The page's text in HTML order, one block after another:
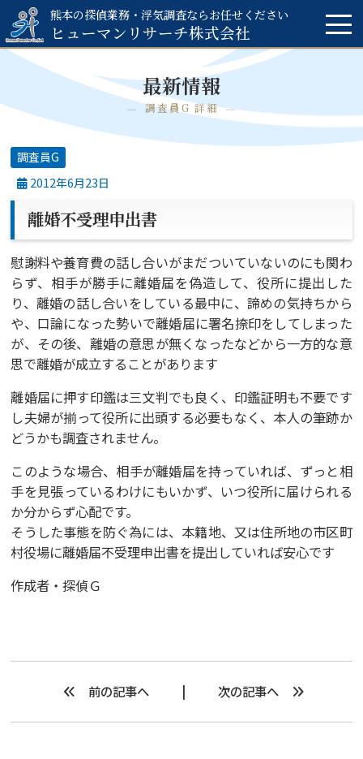
熊本の探偵業務・浮気調査ならお任せください
ヒューマンリサーチ株式会社
最新情報
調査員G 詳細
調査員G
2012年6月23日
離婚不受理申出書
慰謝料や養育費の話し合いがまだついていないのにも関わ
らず、相手が勝手に離婚届を偽造して、役所に提出した
り、離婚の話し合いをしている最中に、諦めの気持ちから
や、口論になった勢いで離婚届に署名捺印をしてしまった
が、その後、離婚の意思が無くなったなどから一方的な意
思で離婚が成立することがあります
離婚届に押す印鑑は三文判でも良く、印鑑証明も不要です
し夫婦が揃って役所に出頭する必要もなく、本人の筆跡か
どうかも調査されません。
このような場合、相手が離婚届を持っていれば、ずっと相
手を見張っているわけにもいかず、いつ役所に届けられる
か分からず心配です。
そうした事態を防ぐ為には、本籍地、又は住所地の市区町
村役場に離婚届不受理申出書を提出していれば安心です
作成者・探偵Ｇ
前の記事へ 次の記事へ